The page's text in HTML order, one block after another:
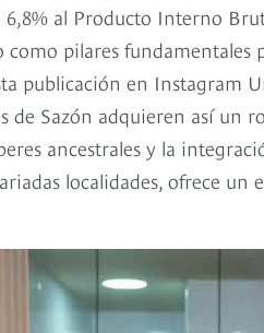
al Producto Interno
pilares fundamentales
publicación en Instagram
de Sazón adquieren así un
ancestrales y la
localidades, ofrece